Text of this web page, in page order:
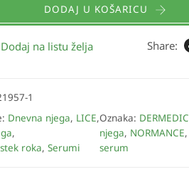
DODAJ U KOŠARICU
Share:
Dodaj na listu želja
1
Dnevna njega, LICE,
,
roka, Serumi
Oznaka: DERMEDIC
njega, NORMANCE,
serum